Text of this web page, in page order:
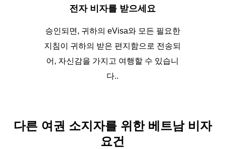
전자 비자를 받으세요
승인되면, 귀하의 eVisa와 모든 필요한
지침이 귀하의 받은 편지함으로 전송되
어, 자신감을 가지고 여행할 수 있습니
다..
다른 여권 소지자를 위한 베트남 비자
요건